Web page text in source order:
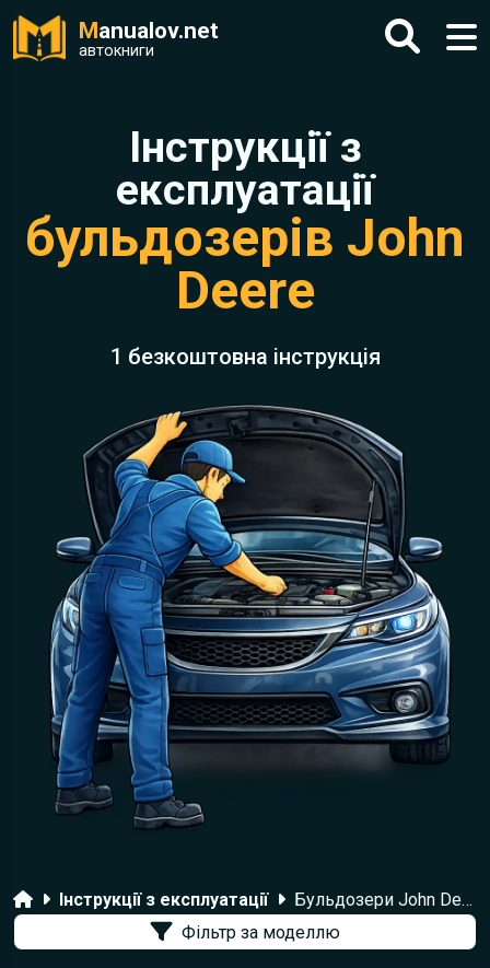
Manualov.net
автокниги
Інструкції з
експлуатації
бульдозерів John
Deere
1 безкоштовна інструкція
ГоловнаІнструкції з експлуатації
Бульдозери John Deere
Фільтр за моделлю